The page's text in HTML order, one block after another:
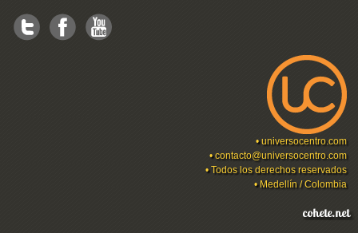
•universocentro.com
•contacto@universocentro.com
• Todos los derechos reservados
• Medellín / Colombia